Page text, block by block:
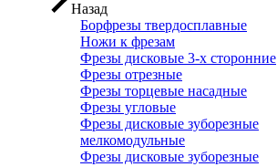
Назад
Борфрезы твердосплавные
Ножи к фрезам
Фрезы дисковые 3-х сторонние
Фрезы отрезные
Фрезы торцевые насадные
Фрезы угловые
Фрезы дисковые зуборезные
мелкомодульные
Фрезы дисковые зуборезные